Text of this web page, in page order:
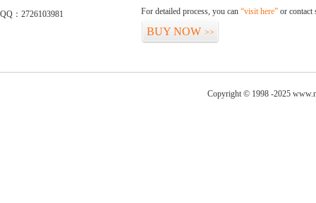
QQ：2726103981
For detailed process, you can “visit here” or contact
BUY NOW >>
Copyright © 1998 -2025